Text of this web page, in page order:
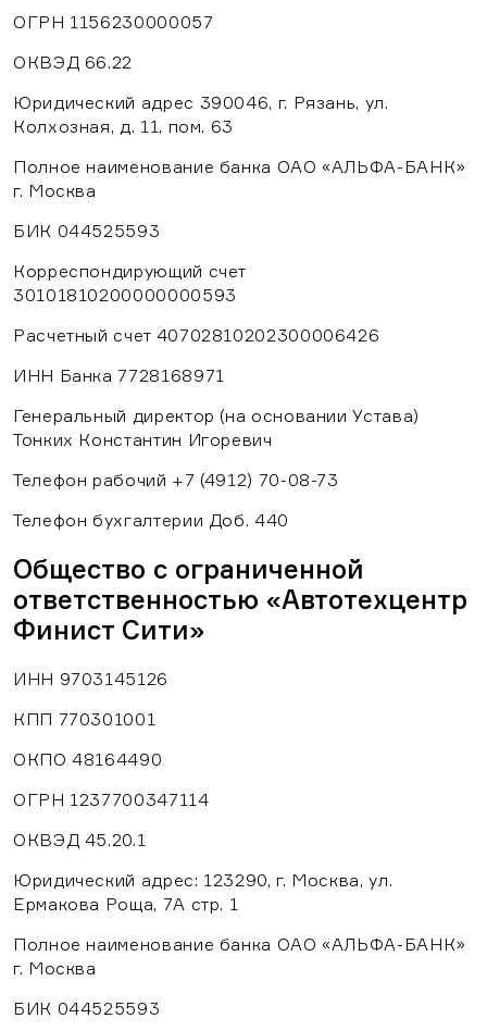
ОГРН 1156230000057
ОКВЭД 66.22
Юридический адрес 390046, г. Рязань, ул.
Колхозная, д. 11, пом. 63
Полное наименование банка ОАО «АЛЬФА-БАНК»
г. Москва
БИК 044525593
Корреспондирующий счет
30101810200000000593
Расчетный счет 40702810202300006426
ИНН Банка 7728168971
Генеральный директор (на основании Устава)
Тонких Константин Игоревич
Телефон рабочий +7 (4912) 70-08-73
Телефон бухгалтерии Доб. 440
Общество с ограниченной
ответственностью «Автотехцентр
Финист Сити»
ИНН 9703145126
КПП 770301001
ОКПО 48164490
ОГРН 1237700347114
ОКВЭД 45.20.1
Юридический адрес: 123290, г. Москва, ул.
Ермакова Роща, 7А стр. 1
Полное наименование банка ОАО «АЛЬФА-БАНК»
г. Москва
БИК 044525593
персональных данных
Пользовательское соглашение
Согласие на обработку персональных данных
Краснодар
Тамбов
Ставрополь
Отправить заявку
согласие на обработку моих персональных данных